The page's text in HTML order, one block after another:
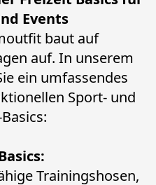
Events
baut auf
auf. In unserem
ein umfassendes
Sport- und